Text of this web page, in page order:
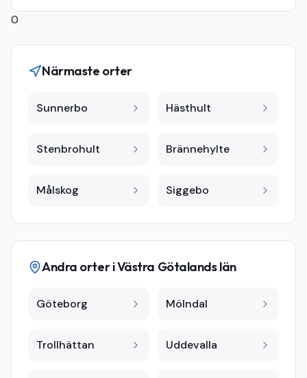
0
Närmaste orter
Sunnerbo Hästhult
Stenbrohult Brännehylte
Målskog Siggebo
Andra orter iVästra Götalands län
Göteborg Mölndal
Trollhättan Uddevalla